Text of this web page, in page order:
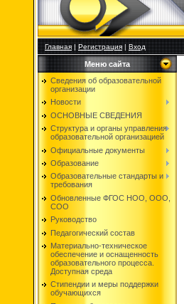
Главная|Регистрация|Вход
Меню сайта
Сведения об образовательной
организации
Новости
ОСНОВНЫЕ СВЕДЕНИЯ
Структура и органы управления
образовательной организацией
Официальные документы
Образование
Образовательные стандарты и
требования
Обновленные ФГОС НОО, ООО,
СОО
Руководство
Педагогический состав
Материально-техническое
обеспечение и оснащенность
образовательного процесса.
Доступная среда
Стипендии и меры поддержки
обучающихся